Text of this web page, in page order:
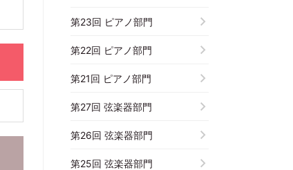
第23回 ピアノ部門
第22回 ピアノ部門
第21回 ピアノ部門
第27回 弦楽器部門
第26回 弦楽器部門
第25回 弦楽器部門